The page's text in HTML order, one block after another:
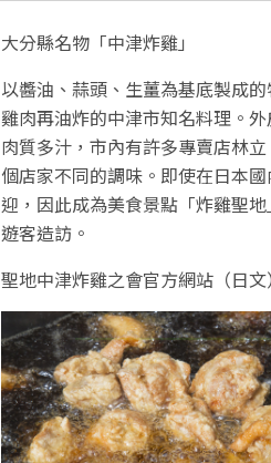
大分縣名物「中津炸雞」
以醬油、蒜頭、生薑為基底製成
雞肉再油炸的中津市知名料理。
肉質多汁，市內有許多專賣店林
個店家不同的調味。即使在日本
迎，因此成為美食景點「炸雞聖
遊客造訪。
聖地中津炸雞之會官方網站（日